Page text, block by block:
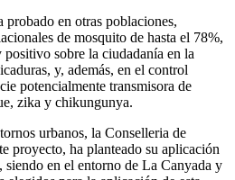
probado en otras poblaciones,
de mosquito de hasta el 78%,
sobre la ciudadanía en la
y, además, en el control
potencialmente transmisora de
zika y chikungunya.
urbanos, la Conselleria de
proyecto, ha planteado su aplicación
siendo en el entorno de La Canyada y